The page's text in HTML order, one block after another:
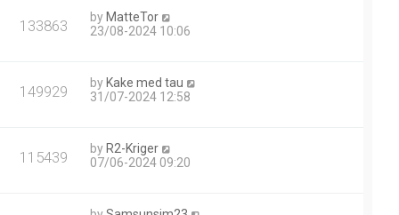
133863 by MatteTor
23/08-2024 10:06
149929 by Kake med tau
31/07-2024 12:58
115439 by R2-Kriger
07/06-2024 09:20